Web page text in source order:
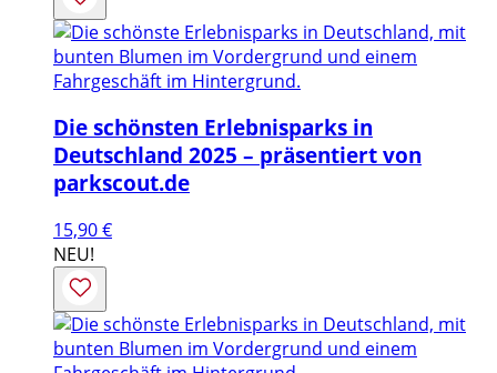
Die schönsten Erlebnisparks in
Deutschland 2025 – präsentiert von
parkscout.de
15,90€
NEU!